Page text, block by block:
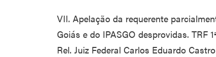
VII. Apelação da requerente
Goiás e do IPASGO desprovidas. TRF
Rel. Juiz Federal Carlos Eduardo